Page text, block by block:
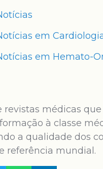
em
em Hemato-
revistas médicas
à classe
a qualidade dos
referência mundial.